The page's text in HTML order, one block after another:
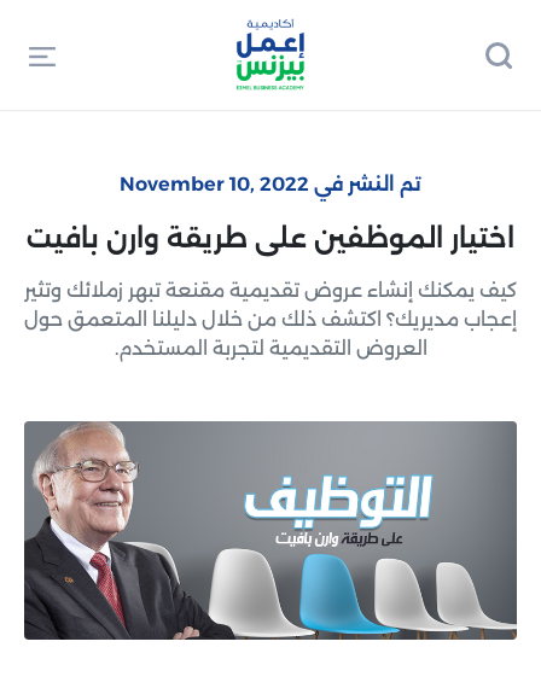
تم النشر في November 10, 2022
اختيار الموظفين على طريقة وارن بافيت
كيف يمكنك إنشاء عروض تقديمية مقنعة تبهر زملائك وتثير
إعجاب مديريك؟ اكتشف ذلك من خلال دليلنا المتعمق حول
العروض التقديمية لتجربة المستخدم.